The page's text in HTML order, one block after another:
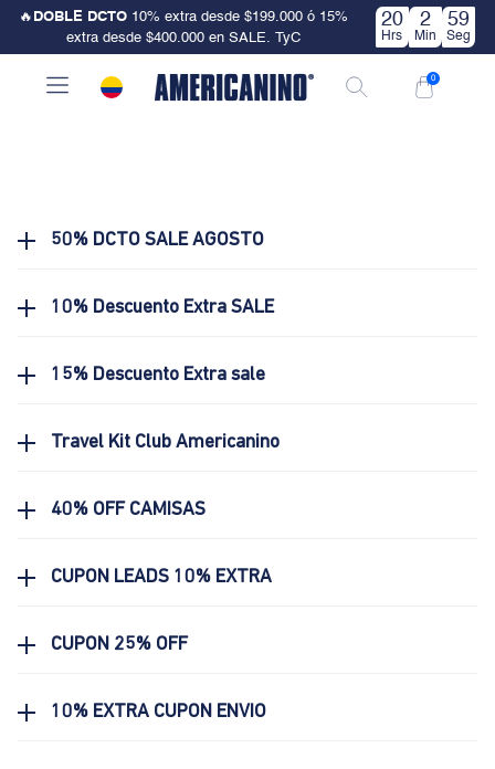
🔥 DOBLE DCTO 10% extra desde $199.000 ó 15%
extra desde $400.000 en SALE. TyC
20
Hrs
2
Min
59
Seg
0
50% DCTO SALE AGOSTO
10% Descuento Extra SALE
15% Descuento Extra sale
Travel Kit Club Americanino
40% OFF CAMISAS
CUPON LEADS 10% EXTRA
CUPON 25% OFF
10% EXTRA CUPON ENVIO